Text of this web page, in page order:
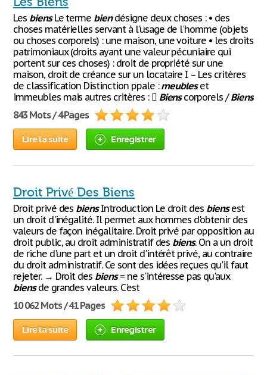
Les biensLe terme biendésigne deux choses : • des
choses matérielles servant à l'usage de l'homme (objets
ou choses corporels) : une maison, une voiture • les droits
patrimoniaux (droits ayant une valeur pécuniaire qui
portent sur ces choses) : droit de propriété sur une
maison, droit de créance sur un locataire I – Les critères
de classification Distinction ppale :meubleset
immeubles mais autres critères :  Bienscorporels /Biens
843 Mots / 4 Pages
Lire la suite Enregistrer
Droit Privé Des Biens
Droit privé des biensIntroduction Le droit des biensest
un droit d'inégalité. Il permet aux hommes d'obtenir des
valeurs de façon inégalitaire. Droit privé par opposition au
droit public, au droit administratif des biens. On a un droit
de riche d'une part et un droit d'intérêt privé, au contraire
du droit administratif. Ce sont des idées reçues qu'il faut
rejeter. → Droit des biens= ne s'intéresse pas qu'aux
biensde grandes valeurs. C'est
10 062 Mots / 41 Pages
Lire la suite Enregistrer